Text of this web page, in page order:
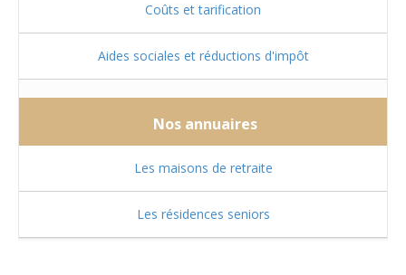
Coûts et tarification
Aides sociales et réductions d'impôt
Nos annuaires
Les maisons de retraite
Les résidences seniors